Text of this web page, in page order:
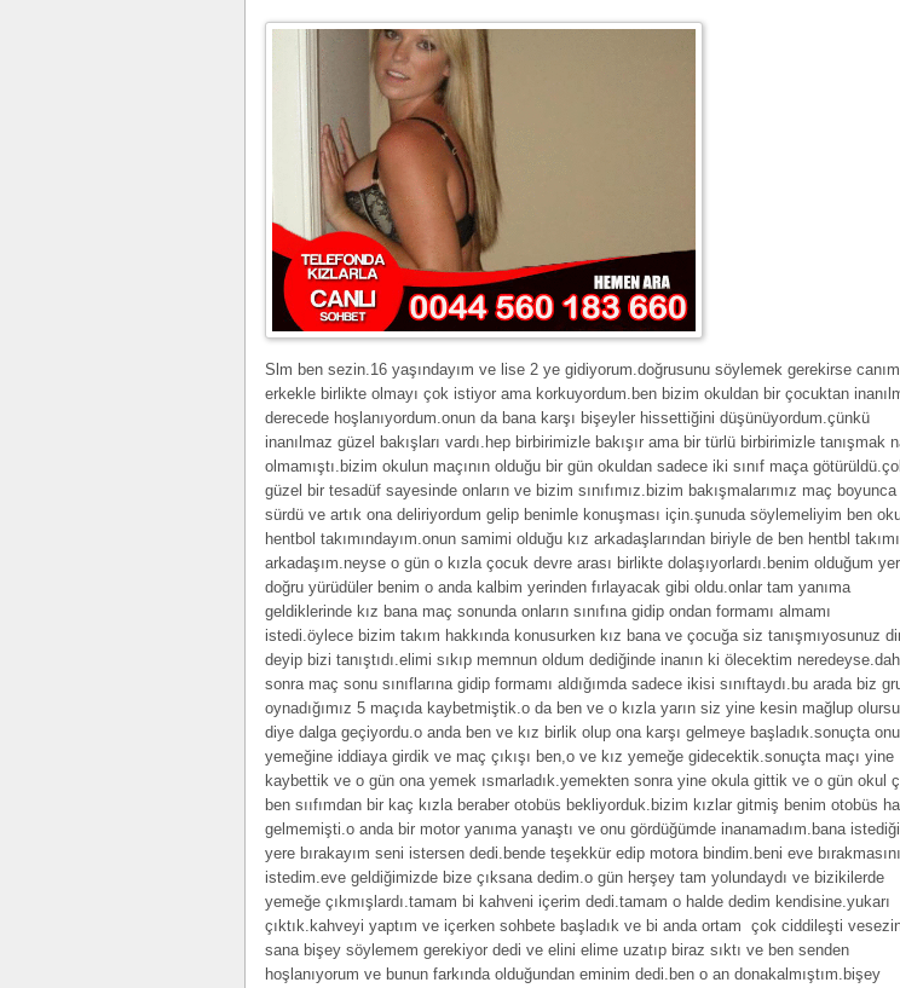
Slm ben sezin.16 yaşındayım ve lise 2 ye gidiyorum.doğrusunu söylemek gerekirse
erkekle birlikte olmayı çok istiyor ama korkuyordum.ben bizim okuldan bir çocuktan
derecede hoşlanıyordum.onun da bana karşı bişeyler hissettiğini düşünüyordum.çünkü
inanılmaz güzel bakışları vardı.hep birbirimizle bakışır ama bir türlü birbirimizle tanışmak
olmamıştı.bizim okulun maçının olduğu bir gün okuldan sadece iki sınıf maça
güzel bir tesadüf sayesinde onların ve bizim sınıfımız.bizim bakışmalarımız maç boyunca
sürdü ve artık ona deliriyordum gelip benimle konuşması için.şunuda söylemeliyim ben
hentbol takımındayım.onun samimi olduğu kız arkadaşlarından biriyle de ben hentbl
arkadaşım.neyse o gün o kızla çocuk devre arası birlikte dolaşıyorlardı.benim olduğum
doğru yürüdüler benim o anda kalbim yerinden fırlayacak gibi oldu.onlar tam yanıma
geldiklerinde kız bana maç sonunda onların sınıfına gidip ondan formamı almamı
istedi.öylece bizim takım hakkında konusurken kız bana ve çocuğa siz tanışmıyosunuz
deyip bizi tanıştıdı.elimi sıkıp memnun oldum dediğinde inanın ki ölecektim
sonra maç sonu sınıflarına gidip formamı aldığımda sadece ikisi sınıftaydı.bu arada biz
oynadığımız 5 maçıda kaybetmiştik.o da ben ve o kızla yarın siz yine kesin mağlup
diye dalga geçiyordu.o anda ben ve kız birlik olup ona karşı gelmeye başladık.sonuçta
yemeğine iddiaya girdik ve maç çıkışı ben,o ve kız yemeğe gidecektik.sonuçta maçı yine
kaybettik ve o gün ona yemek ısmarladık.yemekten sonra yine okula gittik ve o gün okul
ben sııfımdan bir kaç kızla beraber otobüs bekliyorduk.bizim kızlar gitmiş benim otobüs
gelmemişti.o anda bir motor yanıma yanaştı ve onu gördüğümde inanamadım.bana
yere bırakayım seni istersen dedi.bende teşekkür edip motora bindim.beni eve bırakmasını
istedim.eve geldiğimizde bize çıksana dedim.o gün herşey tam yolundaydı ve bizikilerde
yemeğe çıkmışlardı.tamam bi kahveni içerim dedi.tamam o halde dedim kendisine.yukarı
çıktık.kahveyi yaptım ve içerken sohbete başladık ve bi anda ortam çok ciddileşti
sana bişey söylemem gerekiyor dedi ve elini elime uzatıp biraz sıktı ve ben senden
hoşlanıyorum ve bunun farkında olduğundan eminim dedi.ben o an donakalmıştım.bişey